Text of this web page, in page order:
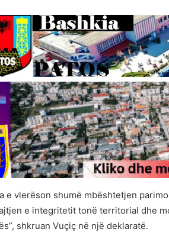
e vlerëson shumë mbështetjen
e integritetit tonë territorial dhe
shkruan Vuçiç në një deklaratë.